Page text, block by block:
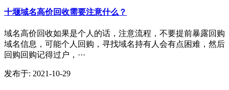
十堰域名高价回收需要注意什么？
域名高价回收如果是个人的话，注意流程，不要提前暴露回购
域名信息，可能个人回购，寻找域名持有人会有点困难，然后
回购回购记得过户，···
发布于: 2021-10-29